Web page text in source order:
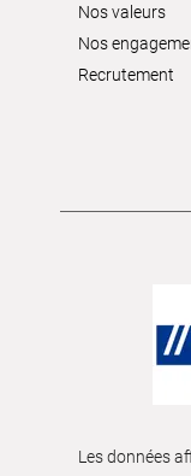
Nos valeurs
Nos
Recrutement
Les données